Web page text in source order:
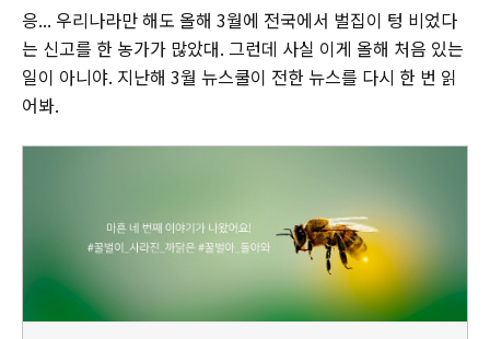
응... 우리나라만 해도 올해 3월에 전국에서 벌집이 텅 비었다
는 신고를 한 농가가 많았대. 그런데 사실 이게 올해 처음 있는
일이 아니야. 지난해 3월 뉴스쿨이 전한 뉴스를 다시 한 번 읽
어봐.